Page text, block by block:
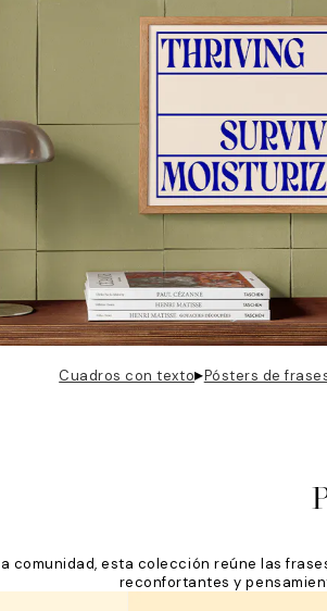
Cuadros con texto▸Pósters de
comunidad, esta colección reúne las
reconfortantes y